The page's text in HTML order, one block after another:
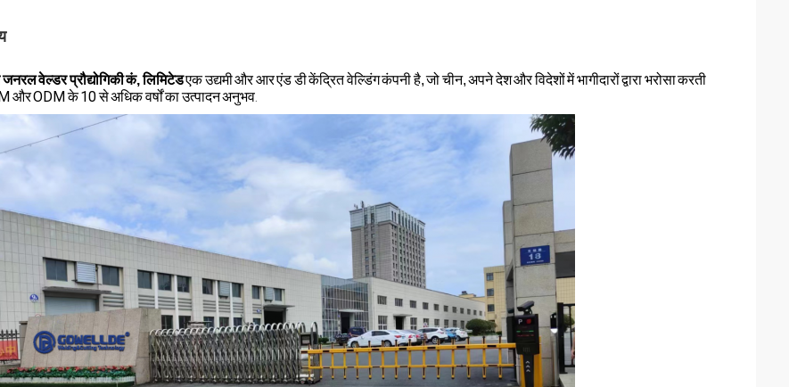
वेल्डर प्रौद्योगिकी कं, लिमिटेडएक उद्यमी और आर एंड डी केंद्रित वेल्डिंग कंपनी है, जो चीन, अपने देश और विदेशों में भागीदारों द्वारा भरोसा करती
और ODM के 10 से अधिक वर्षों का उत्पादन अनुभव.